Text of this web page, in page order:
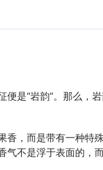
是“岩韵”。那么
，而是带有一种
不是浮于表面的，